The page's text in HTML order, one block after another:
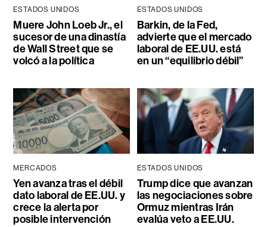
ESTADOS UNIDOS
Muere John Loeb Jr., el
sucesor de una dinastía
de Wall Street que se
volcó a la política
ESTADOS UNIDOS
Barkin, de la Fed,
advierte que el mercado
laboral de EE.UU. está
en un “equilibrio débil”
MERCADOS
Yen avanza tras el débil
dato laboral de EE.UU. y
crece la alerta por
posible intervención
ESTADOS UNIDOS
Trump dice que avanzan
las negociaciones sobre
Ormuz mientras Irán
evalúa veto a EE.UU.